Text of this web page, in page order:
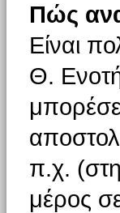
Πώς
Είναι
Θ.
π.χ.
μέρος